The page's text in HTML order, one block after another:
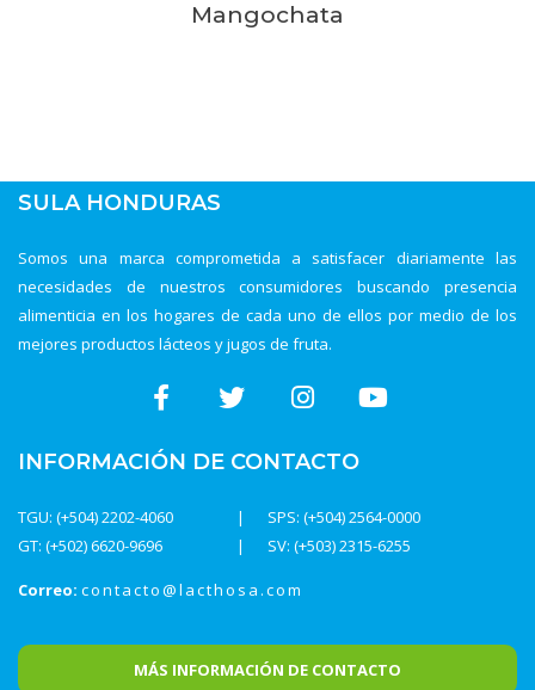
Mangochata
SULA HONDURAS
Somos una marca comprometida a satisfacer diariamente las
necesidades de nuestros consumidores buscando presencia
alimenticia en los hogares de cada uno de ellos por medio de los
mejores productos lácteos y jugos de fruta.
INFORMACIÓN DE CONTACTO
TGU: (+504) 2202-4060
SPS: (+504) 2564-0000
SV: (+503) 2315-6255
GT: (+502) 6620-9696
Correo: contacto@lacthosa.com
MÁS INFORMACIÓN DE CONTACTO